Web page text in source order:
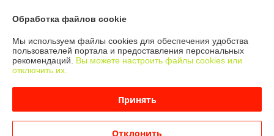
Обработка файлов cookie
Мы используем файлы cookies для обеспечения удобства
пользователей портала и предоставления персональных
рекомендаций. Вы можете настроить файлы cookies или
отключить их.
Принять
Отклонить